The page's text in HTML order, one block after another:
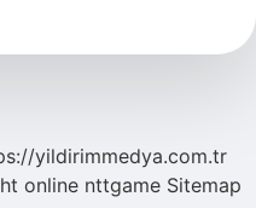
yildirimmedya.com.tr
online nttgame Sitemap